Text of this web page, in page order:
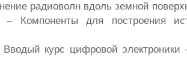
радиоволн вдоль земной
Компоненты для построения
курс цифровой электроники